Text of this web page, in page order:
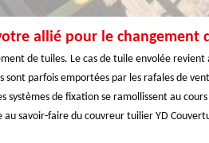
allié pour le changement
de tuiles. Le cas de tuile envolée revient
parfois emportées par les rafales de
systèmes de fixation se ramollissent au
savoir-faire du couvreur tuilier YD